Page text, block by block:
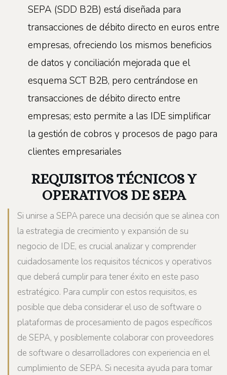
SEPA (SDD B2B) está diseñada para
transacciones de débito directo en euros entre
empresas, ofreciendo los mismos beneficios
de datos y conciliación mejorada que el
esquema SCT B2B, pero centrándose en
transacciones de débito directo entre
empresas; esto permite a las IDE simplificar
la gestión de cobros y procesos de pago para
clientes empresariales
REQUISITOS TÉCNICOS Y
OPERATIVOS DE SEPA
Si unirse a SEPA parece una decisión que se alinea con
la estrategia de crecimiento y expansión de su
negocio de IDE, es crucial analizar y comprender
cuidadosamente los requisitos técnicos y operativos
que deberá cumplir para tener éxito en este paso
estratégico. Para cumplir con estos requisitos, es
posible que deba considerar el uso de software o
plataformas de procesamiento de pagos específicos
de SEPA, y posiblemente colaborar con proveedores
de software o desarrolladores con experiencia en el
cumplimiento de SEPA. Si necesita ayuda para tomar